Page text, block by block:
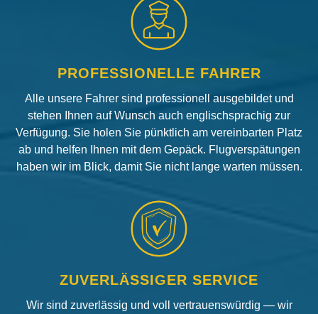
PROFESSIONELLE FAHRER
Alle unsere Fahrer sind professionell ausgebildet und
stehen Ihnen auf Wunsch auch englischsprachig zur
Verfügung. Sie holen Sie pünktlich am vereinbarten Platz
ab und helfen Ihnen mit dem Gepäck. Flugverspätungen
haben wir im Blick, damit Sie nicht lange warten müssen.
ZUVERLÄSSIGER SERVICE
Wir sind zuverlässig und voll vertrauenswürdig — wir